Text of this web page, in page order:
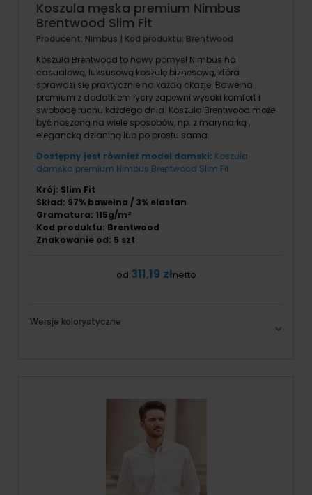
Koszula męska premium Nimbus
Brentwood Slim Fit
Producent: Nimbus | Kod produktu: Brentwood
Koszula Brentwood to nowy pomysł Nimbus na
casualową, luksusową koszulę biznesową, która
sprawdzi się praktycznie na każdą okazję. Bawełna
premium z dodatkiem lycry zapewni wysoki komfort i
swobodę ruchu każdego dnia. Koszula Brentwood może
być noszoną na wiele sposobów, np. z marynarką ,
elegancką dzianiną lub po prostu sama.
Dostępny jest również model damski: Koszula
damska premium Nimbus Brentwood Slim Fit
Krój: Slim Fit
Skład: 97% bawełna / 3% elastan
Gramatura: 115g/m²
Kod produktu: Brentwood
Znakowanie od: 5 szt
od:311,19 złnetto
Wersje kolorystyczne